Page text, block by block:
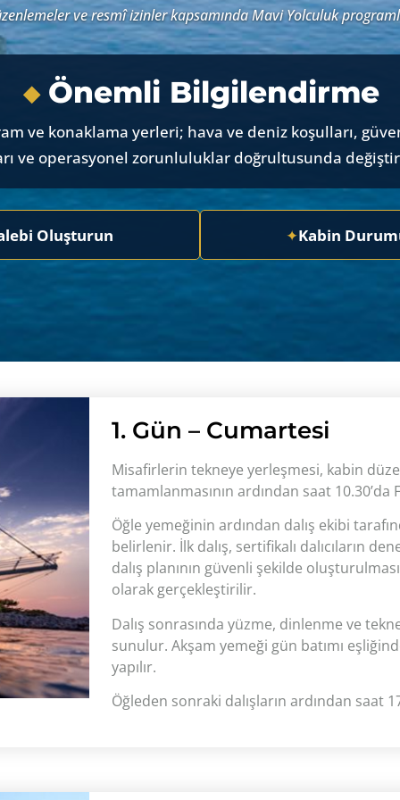
ve resmî izinler kapsamında Mavi Yolculuk
◆Önemli Bilgilendirme
ve konaklama yerleri; hava ve deniz koşulları,
ve operasyonel zorunluluklar doğrultusunda
Oluşturun ✦Kabin
1. Gün – Cumartesi
Misafirlerin tekneye yerleşmesi, kabin
tamamlanmasının ardından saat
Öğle yemeğinin ardından dalış ekibi
belirlenir. İlk dalış, sertifikalı dalıcıların
dalış planının güvenli şekilde
olarak gerçekleştirilir.
Dalış sonrasında yüzme, dinlenme ve
sunulur. Akşam yemeği gün batımı
yapılır.
Öğleden sonraki dalışların ardından saat